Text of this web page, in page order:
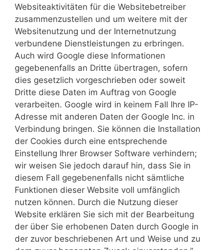
Websiteaktivitäten für die Websitebetreiber
zusammenzustellen und um weitere mit der
Websitenutzung und der Internetnutzung
verbundene Dienstleistungen zu erbringen.
Auch wird Google diese Informationen
gegebenenfalls an Dritte übertragen, sofern
dies gesetzlich vorgeschrieben oder soweit
Dritte diese Daten im Auftrag von Google
verarbeiten. Google wird in keinem Fall Ihre IP-
Adresse mit anderen Daten der Google Inc. in
Verbindung bringen. Sie können die Installation
der Cookies durch eine entsprechende
Einstellung Ihrer Browser Software verhindern;
wir weisen Sie jedoch darauf hin, dass Sie in
diesem Fall gegebenenfalls nicht sämtliche
Funktionen dieser Website voll umfänglich
nutzen können. Durch die Nutzung dieser
Website erklären Sie sich mit der Bearbeitung
der über Sie erhobenen Daten durch Google in
der zuvor beschriebenen Art und Weise und zu